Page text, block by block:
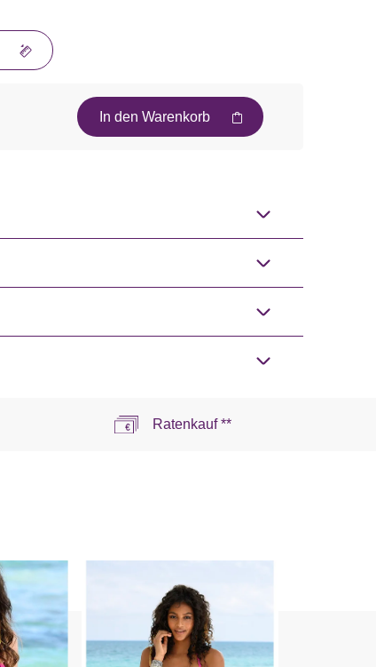
In den Warenkorb
Ratenkauf **